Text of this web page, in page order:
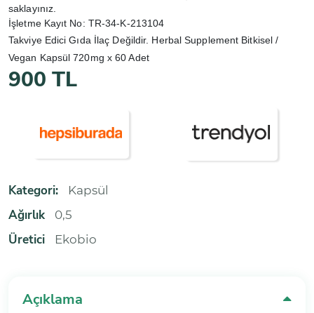
saklayınız.
İşletme Kayıt No: TR-34-K-213104
Takviye Edici Gıda İlaç Değildir. Herbal Supplement Bitkisel /
Vegan Kapsül 720mg x 60 Adet
900 TL
Kategori: Kapsül
Ağırlık 0,5
Üretici Ekobio
Açıklama